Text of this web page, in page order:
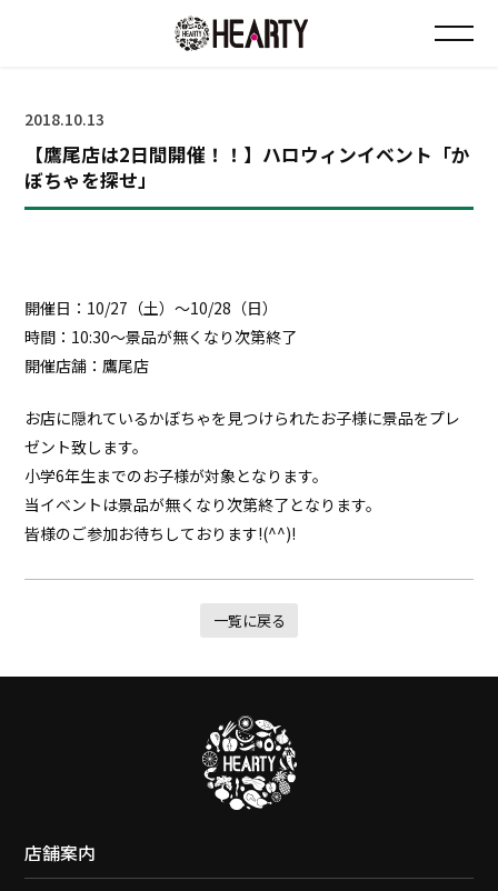
チラシ情報
採用について
Instagram
2018.10.13
【鷹尾店は2日間開催！！】ハロウィンイベント「か
ぼちゃを探せ」
開催日：10/27（土）～10/28（日）
時間：10:30～景品が無くなり次第終了
開催店舗：鷹尾店
お店に隠れているかぼちゃを見つけられたお子様に景品をプレ
ゼント致します。
小学6年生までのお子様が対象となります。
当イベントは景品が無くなり次第終了となります。
皆様のご参加お待ちしております!(^^)!
一覧に戻る
店舗案内